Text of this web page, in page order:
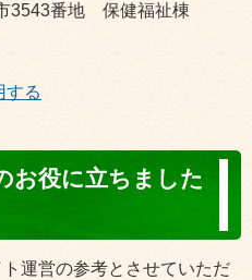
3543番地 保健福祉棟
する
お役に立ちました
運営の参考とさせていただ